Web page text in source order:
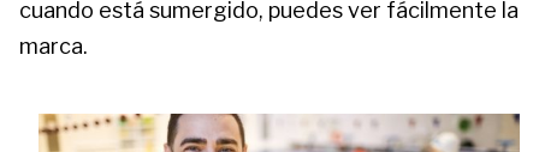
cuando está sumergido, puedes ver fácilmente la
marca.